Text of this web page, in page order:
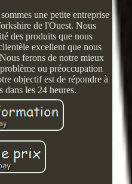
une petite entreprise
de l'Ouest. Nous
des produits que nous
excellent que nous
ferons de notre mieux
ou préoccupation
objectif est de répondre à
dans les 24 heures.